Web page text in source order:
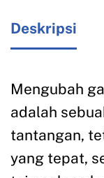
Deskripsi
Mengubah
adalah
tantangan,
yang tepat,